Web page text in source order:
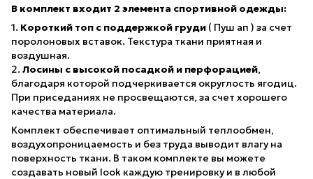
В комплект входит 2 элемента спортивной одежды:
1. Короткий топ с поддержкой груди ( Пуш ап ) за счет
поролоновых вставок. Текстура ткани приятная и
воздушная.
2. Лосины с высокой посадкой и перфорацией,
благодаря которой подчеркивается округлость ягодиц.
При приседаниях не просвещаются, за счет хорошего
качества материала.
Комплект обеспечивает оптимальный теплообмен,
воздухопроницаемость и без труда выводит влагу на
поверхность ткани. В таком комплекте вы можете
создавать новый look каждую тренировку и в любой